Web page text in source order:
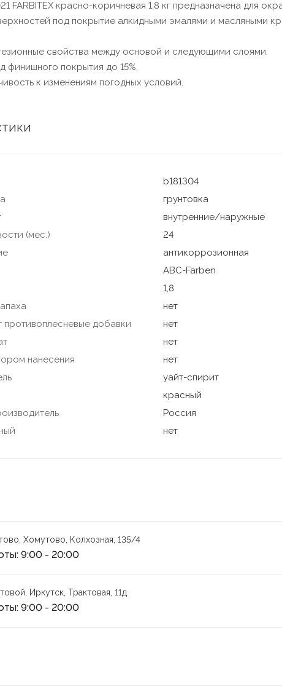
FARBITEX красно-коричневая 1,8 кг предназначена для
под покрытие алкидными эмалями и масляными
свойства между основой и следующими слоями.
финишного покрытия до 15%.
к изменениям погодных условий.
b181304
грунтовка
внутренние/наружные
(мес.)
24
антикоррозионная
ABC-Farben
1,8
нет
добавки
нет
нет
нанесения
нет
уайт-спирит
красный
Россия
нет
Хомутово, Колхозная, 135/4
9:00 - 20:00
Иркутск, Трактовая, 11д
9:00 - 20:00